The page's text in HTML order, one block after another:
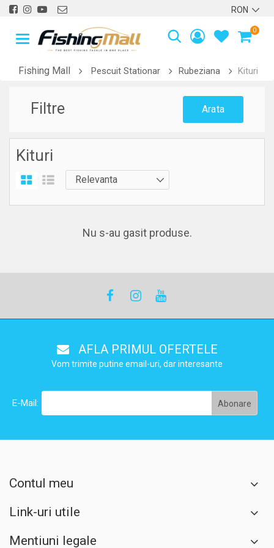
0
Fishing Mall Pescuit Stationar Rubeziana Kituri
Filtre Arata
Kituri
Nu s-au gasit produse.
AFLA PRIMUL OFERTELE
Vom trimite putine email-uri, dar interesante
E-Mail:
Contul meu
Link-uri utile
Mentiuni legale